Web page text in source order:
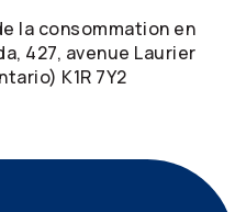
la consommation en
427, avenue Laurier
K1R 7Y2